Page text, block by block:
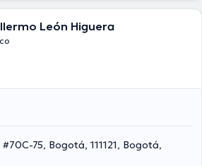
León Higuera
#70C-75, Bogotá, 111121, Bogotá,